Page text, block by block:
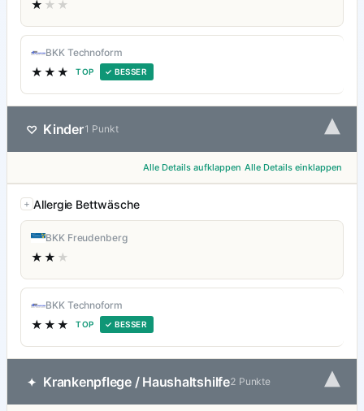
★ ★★
BKK Technoform
★★★ TOP ✓ BESSER
♡ Kinder1 Punkt ▾
Alle Details aufklappen Alle Details einklappen
Allergie Bettwäsche
BKK Freudenberg
★★ ★
BKK Technoform
★★★ TOP ✓ BESSER
✦ Krankenpflege / Haushaltshilfe2 Punkte ▾